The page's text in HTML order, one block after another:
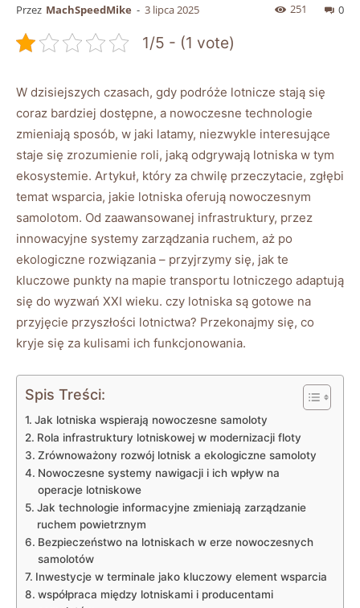
Przez MachSpeedMike - 3 lipca 2025 0
251
1/5 - (1 vote)
W dzisiejszych czasach, gdy podróże lotnicze stają się
coraz bardziej dostępne, a nowoczesne technologie
zmieniają sposób, w jaki latamy, niezwykle interesujące
staje się zrozumienie roli, jaką odgrywają lotniska w tym
ekosystemie. Artykuł, który za chwilę przeczytacie, zgłębi
temat wsparcia, jakie lotniska oferują nowoczesnym
samolotom. Od zaawansowanej infrastruktury, przez
innowacyjne systemy zarządzania ruchem, aż po
ekologiczne rozwiązania – przyjrzymy się, jak te
kluczowe punkty na mapie transportu lotniczego adaptują
się do wyzwań XXI wieku. czy lotniska są gotowe na
przyjęcie przyszłości lotnictwa? Przekonajmy się, co
kryje się za kulisami ich funkcjonowania.
Spis Treści:
Jak lotniska wspierają nowoczesne samoloty
Rola infrastruktury lotniskowej w modernizacji floty
Zrównoważony rozwój lotnisk a ekologiczne samoloty
Nowoczesne systemy nawigacji i ich wpływ na
operacje lotniskowe
Jak technologie informacyjne zmieniają zarządzanie
ruchem powietrznym
Bezpieczeństwo na lotniskach w erze nowoczesnych
samolotów
Inwestycje w terminale jako kluczowy element wsparcia
współpraca między lotniskami i producentami